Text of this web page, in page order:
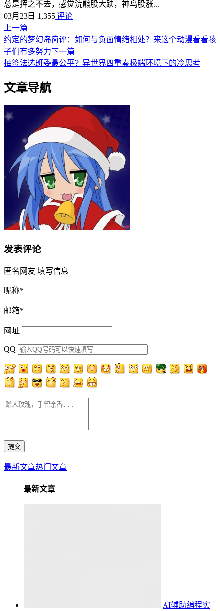
总是挥之不去，感觉浣熊股大跌，神鸟股涨...
03月23日 1,355 评论
上一篇
约定的梦幻岛简评：如何与负面情绪相处？来这个动漫看看孩
子们有多努力下一篇
抽签法选班委最公平？异世界四重奏极端环境下的冷思考
文章导航
发表评论
匿名网友 填写信息
昵称*
邮箱*
网址
QQ
最新文章热门文章
最新文章
AI辅助编程实